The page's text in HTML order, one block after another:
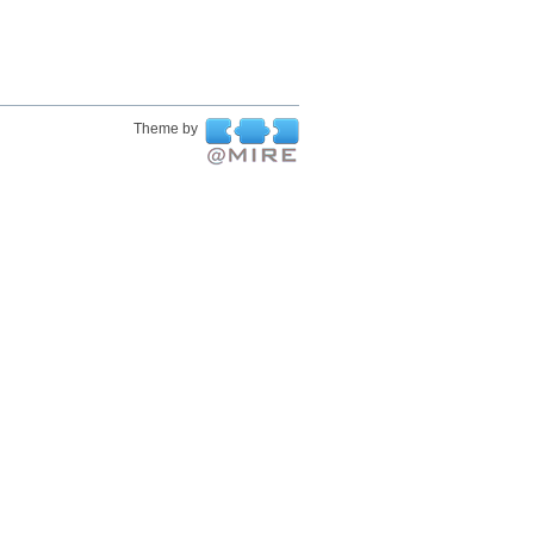
Theme by